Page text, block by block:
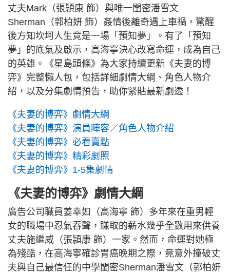
丈夫Mark（張頴康 飾）與唯一閨密潘雪文
Sherman（郭柏妍 飾）姦情後離奇遇上車禍，驚醒
後方知坎坷人生竟是一場「預知夢」。有了「預知
夢」的底氣及啟示，高海寧決心改寫命運，成為自己
的英雄。《星島頭條》為大家持續更新《夫妻的博
弈》完整懶人包，包括詳細劇情大綱、角色人物介
紹，以及分集劇情預告，助你緊貼最新劇透！
《夫妻的博弈》劇情大綱
《夫妻的博弈》演員陣容／角色人物介紹
《夫妻的博弈》必看賣點
《夫妻的博弈》精彩劇照
《夫妻的博弈》1-5集劇情
《夫妻的博弈》劇情大綱
廣告公司職員姜幸如（高海寧 飾）多年來在重男輕
女的職場中忍氣吞聲，賺取的薪水幾乎全數用來供養
丈夫施繼威（張頴康 飾）一家。然而，命運對她極
為殘酷，在高海寧確診胃癌晚期之際，竟意外撞破丈
夫與自己最信任的中學閨密Sherman潘雪文（郭柏妍